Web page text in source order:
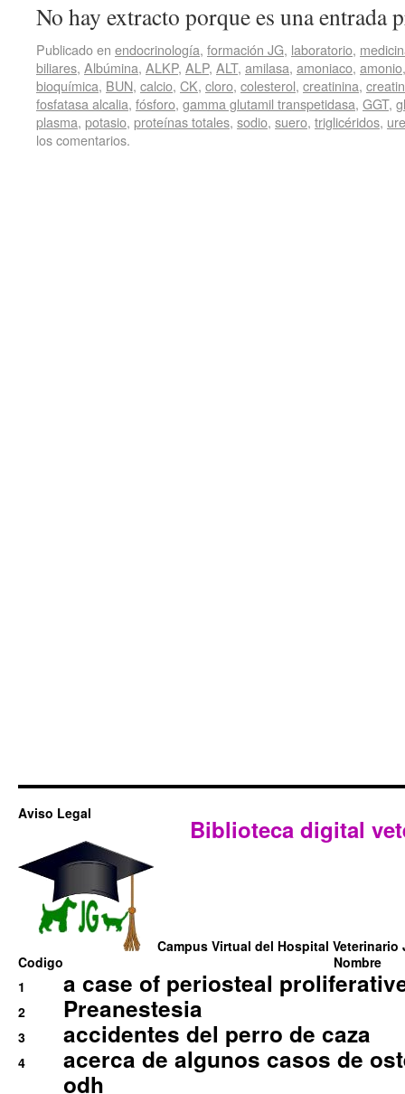
No hay extracto porque es una entrada
Publicado en endocrinología, formación JG, laboratorio,
biliares, Albúmina, ALKP, ALP, ALT, amilasa, amoniaco, amonio
bioquímica, BUN, calcio, CK, cloro, colesterol, creatinina,
fosfatasa alcalia, fósforo, gamma glutamil transpetidasa, GGT,
plasma, potasio, proteínas totales, sodio, suero, triglicéridos,
los comentarios.
Aviso Legal
Biblioteca digital
Campus Virtual del Hospital Veterinario
Codigo
Nombre
1
a case of periosteal
2 Preanestesia
3 accidentes del perro de caza
4
acerca de algunos casos de
odh